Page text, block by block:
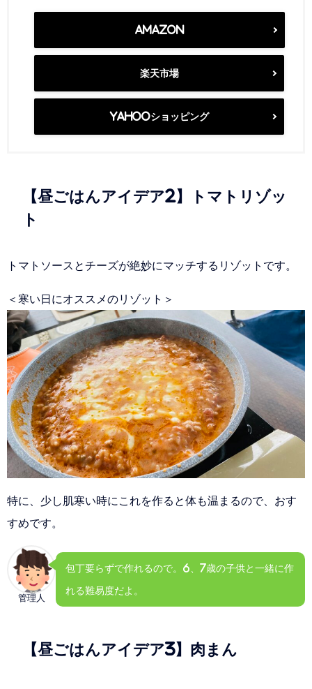
Amazon
楽天市場
Yahooショッピング
【昼ごはんアイデア2】トマトリゾッ
ト
トマトソースとチーズが絶妙にマッチするリゾットです。
＜寒い日にオススメのリゾット＞
特に、少し肌寒い時にこれを作ると体も温まるので、おす
すめです。
管理人
包丁要らずで作れるので。6、7歳の子供と一緒に作
れる難易度だよ。
【昼ごはんアイデア3】肉まん